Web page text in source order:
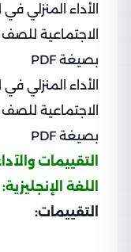
الأداء المنزلي
بصيغة PDF
الأداء المنزلي
بصيغة PDF
التقييمات
اللغة الإنجليزية:
التقييمات: